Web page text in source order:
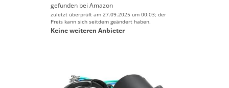
gefunden bei Amazon
zuletzt überprüft am 27.09.2025 um 00:03; der
Preis kann sich seitdem geändert haben.
Keine weiteren Anbieter